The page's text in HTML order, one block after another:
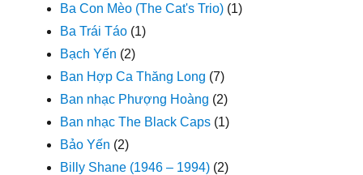
Ba Con Mèo (The Cat's Trio) (1)
Ba Trái Táo (1)
Bạch Yến (2)
Ban Hợp Ca Thăng Long (7)
Ban nhạc Phượng Hoàng (2)
Ban nhạc The Black Caps (1)
Bảo Yến (2)
Billy Shane (1946 – 1994) (2)